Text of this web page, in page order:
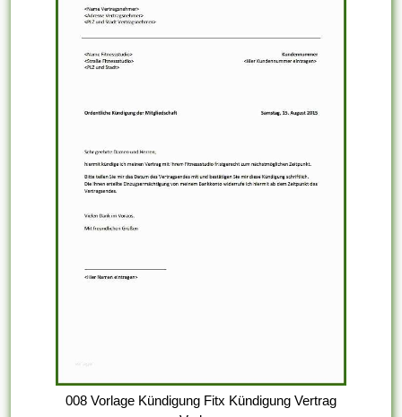
008 Vorlage Kündigung Fitx Kündigung Vertrag